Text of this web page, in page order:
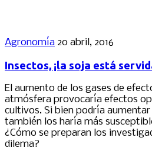
Agronomía 20 abril, 2016
Insectos, ¡la soja está
El aumento de los gases de
atmósfera provocaría efectos
cultivos. Si bien podría
también los haría más
¿Cómo se preparan los
dilema?